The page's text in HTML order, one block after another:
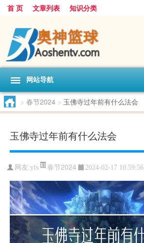
首 页 文章列表 知识分类
网站导航
> 春节2024 > 玉佛寺过年前有什么法会
玉佛寺过年前有什么法会
网友:yfs 春节2024 2024-02-17 10:59:56